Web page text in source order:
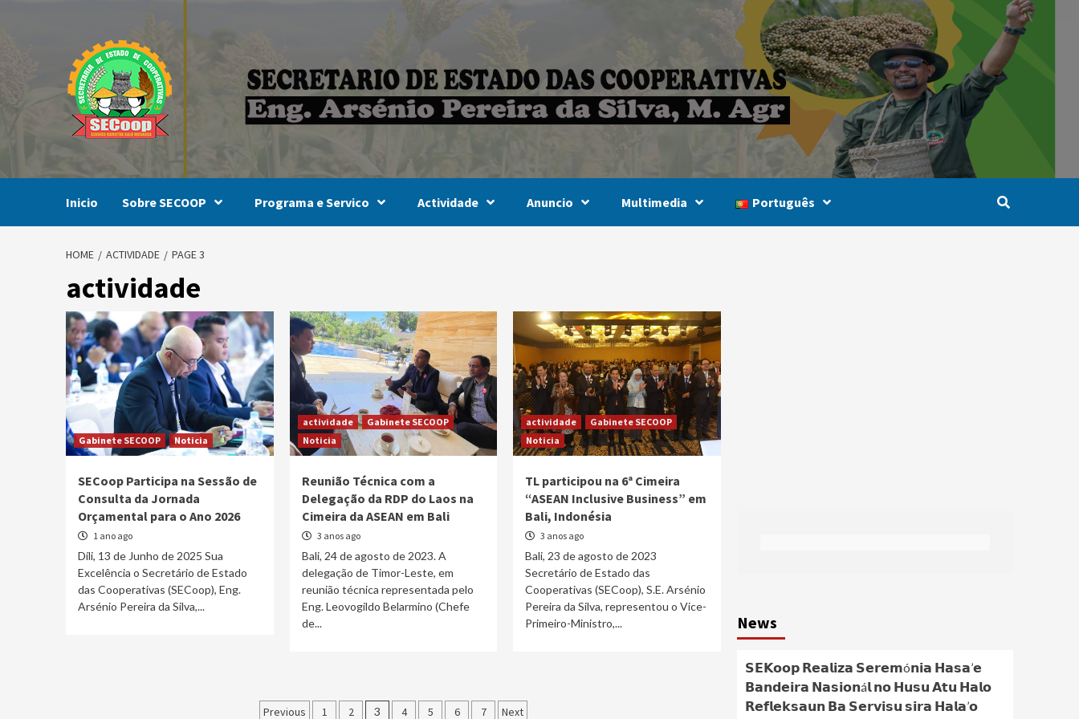
content
Inicio Sobre SECOOP Programa e Servico Actividade Anuncio Multimedia Português
HOME ACTIVIDADE PAGE 3
actividade
Gabinete SECOOP Noticia
SECoop Participa na Sessão de
Consulta da Jornada
Orçamental para o Ano 2026
1 ano ago
Díli, 13 de Junho de 2025 Sua
Excelência o Secretário de Estado
das Cooperativas (SECoop), Eng.
Arsénio Pereira da Silva,...
actividade
Gabinete SECOOP
Noticia
Reunião Técnica com a
Delegação da RDP do Laos na
Cimeira da ASEAN em Bali
3 anos ago
Bali, 24 de agosto de 2023. A
delegação de Timor-Leste, em
reunião técnica representada pelo
Eng. Leovogildo Belarmino (Chefe
de...
actividade
Gabinete SECOOP
Noticia
TL participou na 6ª Cimeira
“ASEAN Inclusive Business” em
Bali, Indonésia
3 anos ago
Bali, 23 de agosto de 2023
Secretário de Estado das
Cooperativas (SECoop), S.E. Arsénio
Pereira da Silva, representou o Vice-
Primeiro-Ministro,...
Paginação
Previous 1 2 3 4 5 6 7 Next
News
𝗦𝗘𝗞𝗼𝗼𝗽 𝗥𝗲𝗮𝗹𝗶𝘇𝗮 𝗦𝗲𝗿𝗲𝗺ó𝗻𝗶𝗮 𝗛𝗮𝘀𝗮’𝗲
𝗕𝗮𝗻𝗱𝗲𝗶𝗿𝗮 𝗡𝗮𝘀𝗶𝗼𝗻á𝗹 𝗻𝗼 𝗛𝘂𝘀𝘂 𝗔𝘁𝘂 𝗛𝗮𝗹𝗼
𝗥𝗲𝗳𝗹𝗲𝗸𝘀𝗮𝘂𝗻 𝗕𝗮 𝗦𝗲𝗿𝘃𝗶𝘀𝘂 𝘀𝗶𝗿𝗮 𝗛𝗮𝗹𝗮’𝗼